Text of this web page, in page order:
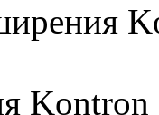
Kontron